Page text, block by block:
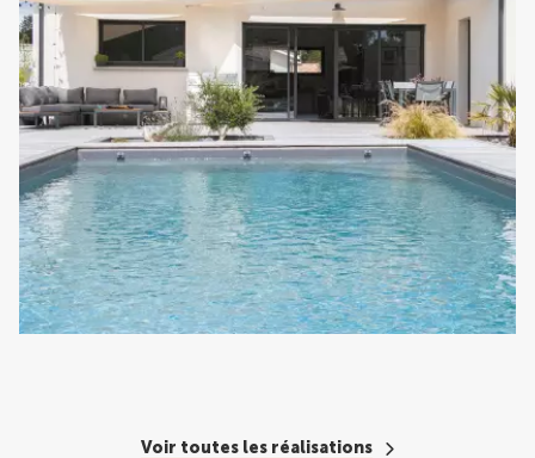
Voir toutes les réalisations